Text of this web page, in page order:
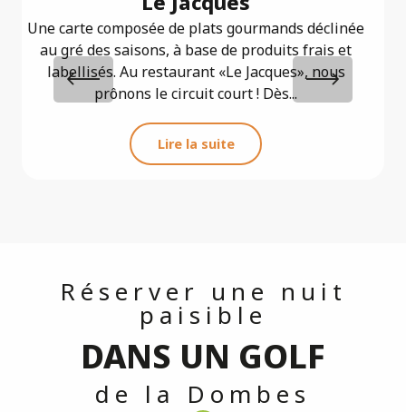
Une carte composée de plats gourmands déclinée
au gré des saisons, à base de produits frais et
labellisés. Au restaurant «Le Jacques», nous
prônons le circuit court ! Dès...
Lire la suite
Réserver une nuit
paisible
DANS UN GOLF
de la Dombes